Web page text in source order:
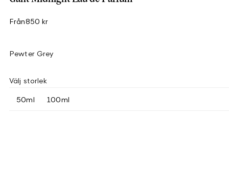
Från850 kr
Pewter Grey
Välj storlek
50ml 100ml